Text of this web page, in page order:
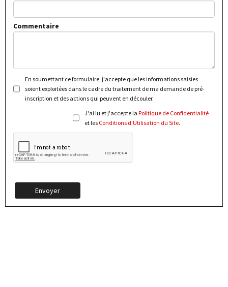
Commentaire
En soumettant ce formulaire, j'accepte que les informations saisies
soient exploitées dans le cadre du traitement de ma demande de pré-
inscription et des actions qui peuvent en découler.
J'ai lu et j'accepte la Politique de Confidentialité
et les Conditions d'Utilisation du Site.
Envoyer